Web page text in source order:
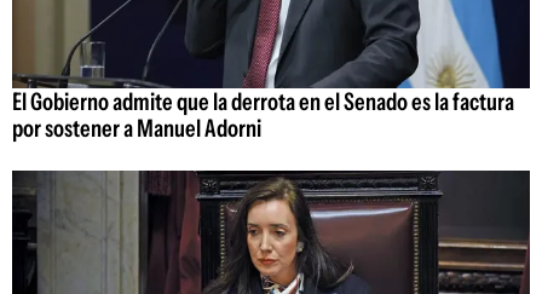
El Gobierno admite que la derrota en el Senado es la factura
por sostener a Manuel Adorni